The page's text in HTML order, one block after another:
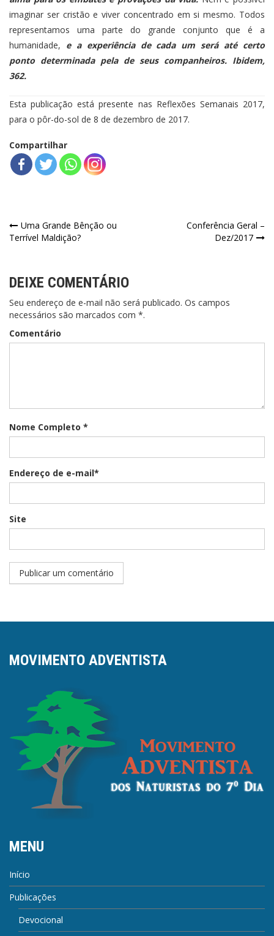
imaginar ser cristão e viver concentrado em si mesmo. Todos
representamos uma parte do grande conjunto que é a
humanidade, e a experiência de cada um será até certo
ponto determinada pela de seus companheiros. Ibidem,
362.
Esta publicação está presente nas Reflexões Semanais 2017,
para o pôr-do-sol de 8 de dezembro de 2017.
Compartilhar
Navegação
Uma Grande Bênção ou
Terrível Maldição?
Conferência Geral –
Dez/2017
DEIXE COMENTÁRIO
Seu endereço de e-mail não será publicado. Os campos
necessários são marcados com *.
Comentário
Nome Completo *
Endereço de e-mail*
Site
MOVIMENTO ADVENTISTA
MENU
Início
Publicações
Devocional